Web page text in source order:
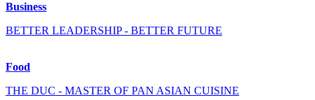
Business
BETTER LEADERSHIP - BETTER FUTURE
Food
THE DUC - MASTER OF PAN ASIAN CUISINE